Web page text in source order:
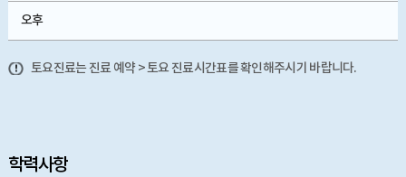
오후
토요진료는 진료 예약 > 토요 진료시간표를 확인해주시기 바랍니다.
학력사항